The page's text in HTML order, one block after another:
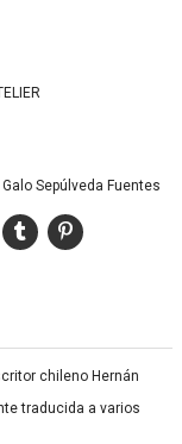
Sepúlveda Fuentes
chileno Hernán
traducida a varios